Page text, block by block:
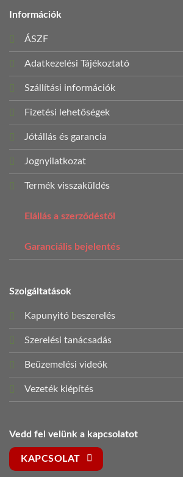
Információk
ÁSZF
Adatkezelési Tájékoztató
Szállítási információk
Fizetési lehetőségek
Jótállás és garancia
Jognyilatkozat
Termék visszaküldés
Elállás a szerződéstől
Garanciális bejelentés
Szolgáltatások
Kapunyitó beszerelés
Szerelési tanácsadás
Beüzemelési videók
Vezeték kiépítés
Vedd fel velünk a kapcsolatot
KAPCSOLAT